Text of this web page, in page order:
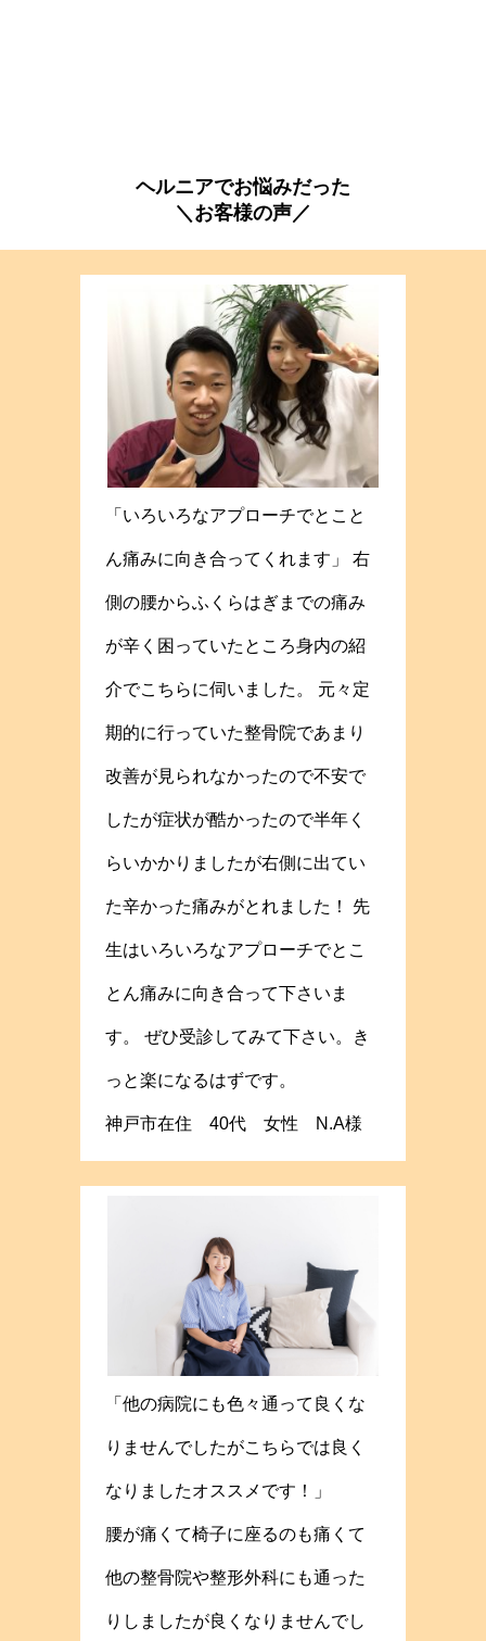
ヘルニアでお悩みだった
＼お客様の声／
「いろいろなアプローチでとこと
ん痛みに向き合ってくれます」 右
側の腰からふくらはぎまでの痛み
が辛く困っていたところ身内の紹
介でこちらに伺いました。 元々定
期的に行っていた整骨院であまり
改善が見られなかったので不安で
したが症状が酷かったので半年く
らいかかりましたが右側に出てい
た辛かった痛みがとれました！ 先
生はいろいろなアプローチでとこ
とん痛みに向き合って下さいま
す。 ぜひ受診してみて下さい。き
っと楽になるはずです。
神戸市在住 40代 女性 N.A様
「他の病院にも色々通って良くな
りませんでしたがこちらでは良く
なりましたオススメです！」
腰が痛くて椅子に座るのも痛くて
他の整骨院や整形外科にも通った
りしましたが良くなりませんでし